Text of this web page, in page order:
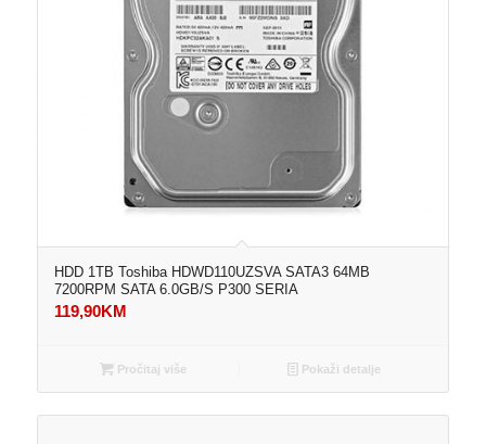
HDD 1TB Toshiba HDWD110UZSVA SATA3 64MB
7200RPM SATA 6.0GB/S P300 SERIA
119,90KM
Pročitaj više Pokaži detalje